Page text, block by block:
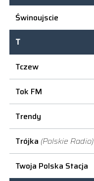
Świnoujscie
T
Tczew
Tok FM
Trendy
Trójka (Polskie Radio)
Twoja Polska Stacja